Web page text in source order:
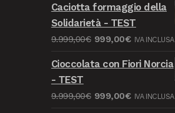
Caciotta formaggio della
Solidarietà - TEST
9.999,00€ Il
originale
9.999,00€.
999,00€Il
attuale
999,00€.
IVA INCLUSA
Cioccolata con Fiori Norcia
- TEST
9.999,00€ Il
999,00€IlIVA INCLUSA